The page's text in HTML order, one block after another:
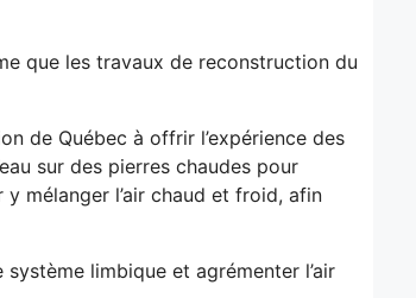
que les travaux de reconstruction du
de Québec à offrir l’expérience des
sur des pierres chaudes pour
mélanger l’air chaud et froid, afin
limbique et agrémenter l’air